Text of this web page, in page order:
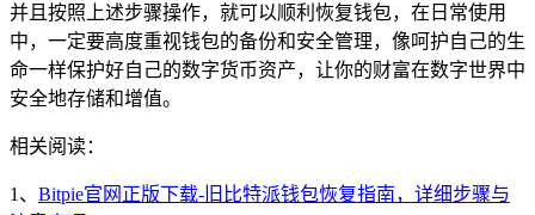
并且按照上述步骤操作，就可以顺利恢复钱包，在日常使用
中，一定要高度重视钱包的备份和安全管理，像呵护自己的生
命一样保护好自己的数字货币资产，让你的财富在数字世界中
安全地存储和增值。
相关阅读：
1、 Bitpie官网正版下载-旧比特派钱包恢复指南，详细步骤与